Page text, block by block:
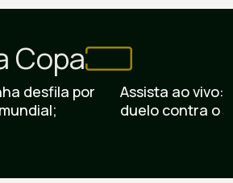
Copa
desfila por
Assista ao vivo:
duelo contra o